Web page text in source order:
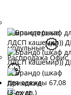
компьютерные
модульные
Распродажа Офис
Прихожие